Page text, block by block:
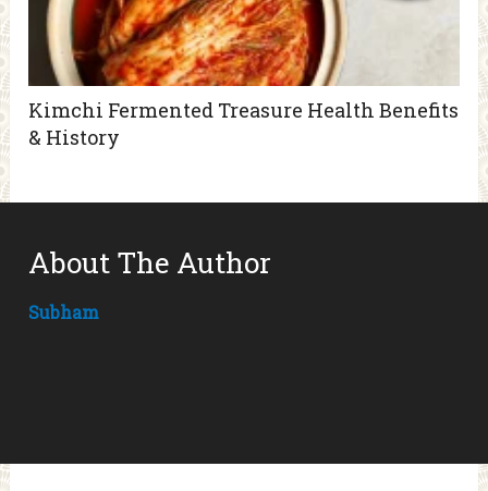
Kimchi Fermented Treasure Health Benefits
& History
About The Author
Subham